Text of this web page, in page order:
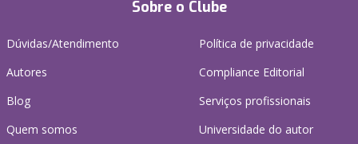
Sobre o Clube
Dúvidas/Atendimento
Autores
Blog
Quem somos
Política de privacidade
Compliance Editorial
Serviços profissionais
Universidade do autor